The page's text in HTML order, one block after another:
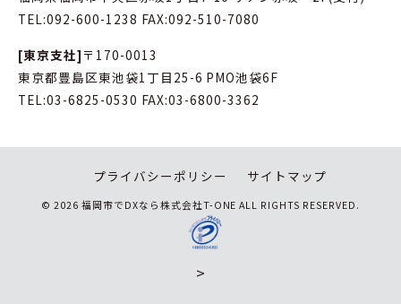
TEL:092-600-1238 FAX:092-510-7080
[東京支社] 〒170-0013
東京都豊島区東池袋1丁目25-6 PMO池袋6F
TEL:03-6825-0530 FAX:03-6800-3362
プライバシーポリシー サイトマップ
© 2026 福岡市でDXなら株式会社T-ONE ALL RIGHTS RESERVED.
>